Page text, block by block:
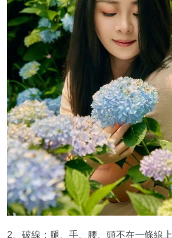
2、破線：腿、手、腰、頭不在一條線上